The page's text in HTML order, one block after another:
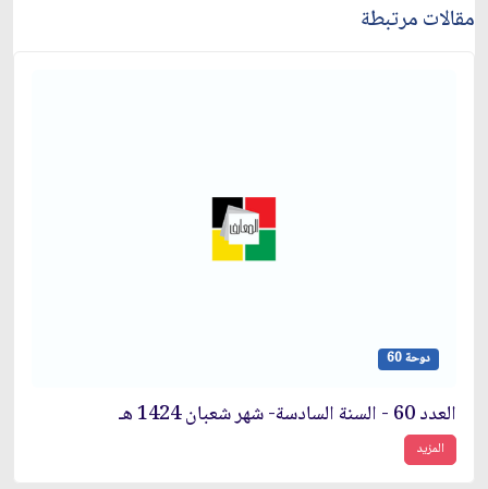
مقالات مرتبطة
دوحة 60
العدد 60 - السنة السادسة- شهر شعبان 1424 هـ
المزيد